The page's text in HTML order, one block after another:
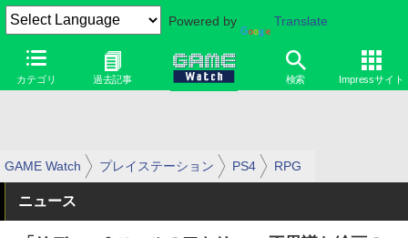
Powered by Translate
カテゴリ 過去記事 検索 Impressサイト
GAME Watch プレイステーション PS4 RPG
ニュース